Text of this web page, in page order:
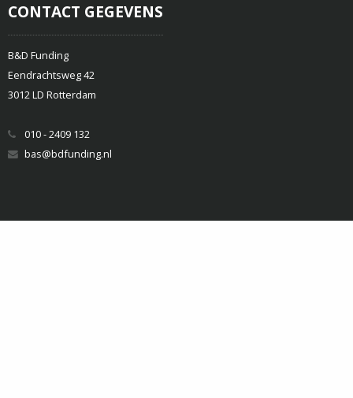
CONTACT GEGEVENS
B&D Funding
Eendrachtsweg 42
3012 LD Rotterdam
010 - 2409 132
bas@bdfunding.nl